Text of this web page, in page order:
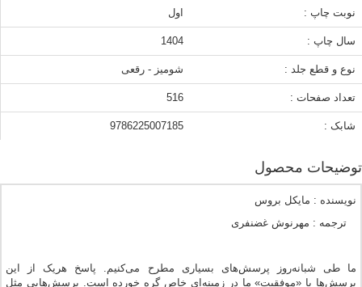
نوبت چاپ : اول
سال چاپ : 1404
نوع و قطع جلد : شومیز - رقعی
تعداد صفحات : 516
شابک : 9786225007185
توضیحات محصول
نویسنده : مایکل بروس
ترجمه : مهرنوش غضنفری
ما طی شبانه‌روز پرسش‌های بسیاری مطرح می‌کنیم. پاسخ هریک از این
پرسش‌ها با «موفقیت» ما در زمینه‌ای خاص گره خورده است. پرسش‌هایی مثلِ